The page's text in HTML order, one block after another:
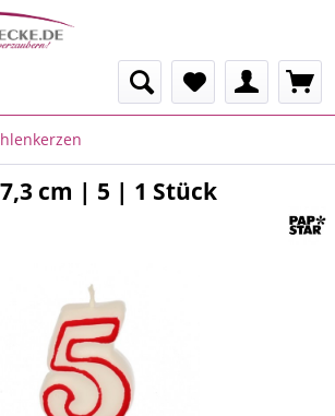
cm | 5 | 1 Stück